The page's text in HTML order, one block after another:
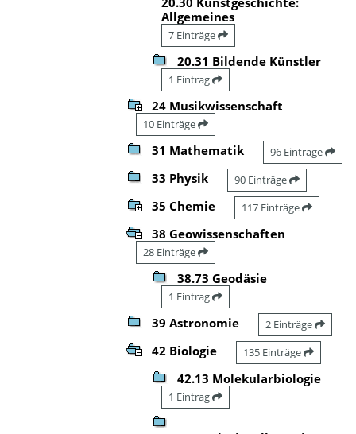
Allgemeines
7 Einträge
20.31 Bildende Künstler
1 Eintrag
24 Musikwissenschaft
10 Einträge
31 Mathematik 96 Einträge
33 Physik 90 Einträge
35 Chemie 117 Einträge
38 Geowissenschaften
28 Einträge
38.73 Geodäsie
1 Eintrag
39 Astronomie 2 Einträge
42 Biologie 135 Einträge
42.13 Molekularbiologie
1 Eintrag